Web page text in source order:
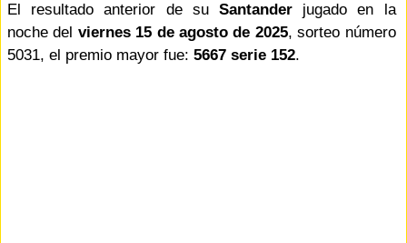
El resultado anterior de su Santander jugado en la
noche del viernes 15 de agosto de 2025, sorteo número
5031, el premio mayor fue: 5667 serie 152.